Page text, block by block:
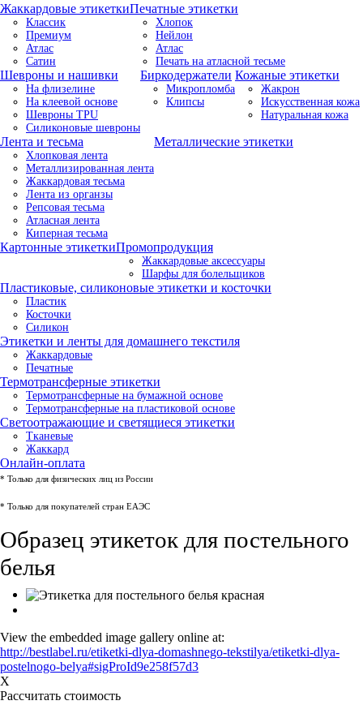
Жаккардовые этикетки
Классик
Премиум
Атлас
Сатин
Печатные этикетки
Хлопок
Нейлон
Атлас
Печать на атласной тесьме
Шевроны и нашивки
На флизелине
На клеевой основе
Шевроны TPU
Силиконовые шевроны
Биркодержатели
Микропломба
Клипсы
Кожаные этикетки
Жакрон
Искусственная кожа
Натуральная кожа
Лента и тесьма
Хлопковая лента
Металлизированная лента
Жаккардовая тесьма
Лента из органзы
Репсовая тесьма
Атласная лента
Киперная тесьма
Металлические этикетки
Картонные этикеткиПромопродукция
Жаккардовые аксессуары
Шарфы для болельщиков
Пластиковые, силиконовые этикетки и косточки
Пластик
Косточки
Силикон
Этикетки и ленты для домашнего текстиля
Жаккардовые
Печатные
Термотрансферные этикетки
Термотрансферные на бумажной основе
Термотрансферные на пластиковой основе
Светоотражающие и светящиеся этикетки
Тканевые
Жаккард
Онлайн-оплата
* Только для физических лиц из России
* Только для покупателей стран ЕАЭС
Образец этикеток для постельного
белья
View the embedded image gallery online at:
http://bestlabel.ru/etiketki-dlya-domashnego-tekstilya/etiketki-dlya-
postelnogo-belya#sigProId9e258f57d3
X
Рассчитать стоимость